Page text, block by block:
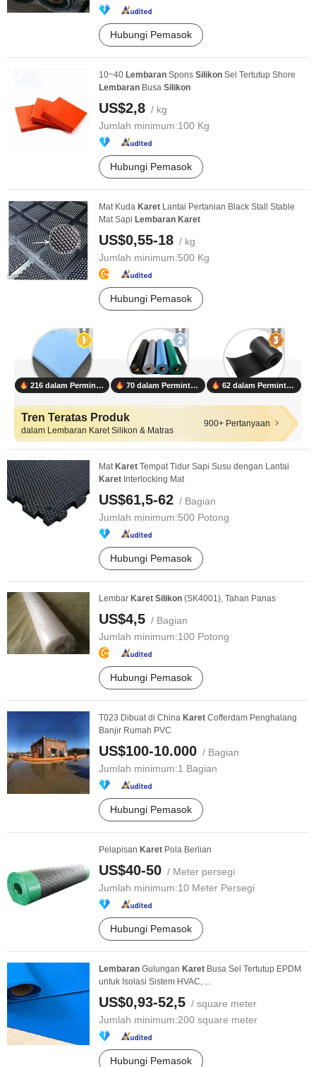
Hubungi Pemasok
10~40 Lembaran Spons Silikon Sel Tertutup Shore
Lembaran Busa Silikon
US$2,8 / kg
Jumlah minimum:100 Kg
Hubungi Pemasok
Mat Kuda Karet Lantai Pertanian Black Stall Stable
Mat Sapi Lembaran Karet
US$0,55-18 / kg
Jumlah minimum:500 Kg
Hubungi Pemasok
216 dalam Permintaan 70 dalam Permintaan 62 dalam Permintaan
Tren Teratas Produk
dalam Lembaran Karet Silikon & Matras
900+ Pertanyaan
Mat Karet Tempat Tidur Sapi Susu dengan Lantai
Karet Interlocking Mat
US$61,5-62 / Bagian
Jumlah minimum:500 Potong
Hubungi Pemasok
Lembar Karet Silikon (SK4001), Tahan Panas
US$4,5 / Bagian
Jumlah minimum:100 Potong
Hubungi Pemasok
T023 Dibuat di China Karet Cofferdam Penghalang
Banjir Rumah PVC
US$100-10.000 / Bagian
Jumlah minimum:1 Bagian
Hubungi Pemasok
Pelapisan Karet Pola Berlian
US$40-50 / Meter persegi
Jumlah minimum:10 Meter Persegi
Hubungi Pemasok
Lembaran Gulungan Karet Busa Sel Tertutup EPDM
untuk Isolasi Sistem HVAC, ...
US$0,93-52,5 / square meter
Jumlah minimum:200 square meter
Hubungi Pemasok